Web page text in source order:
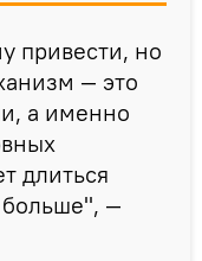
привести, но
— это
а именно
длиться
больше", ―